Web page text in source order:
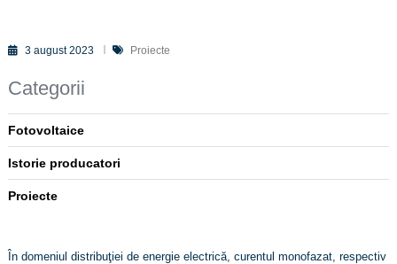
3 august 2023 Proiecte
Categorii
Fotovoltaice
Istorie producatori
Proiecte
În domeniul distribuţiei de energie electrică, curentul monofazat, respectiv